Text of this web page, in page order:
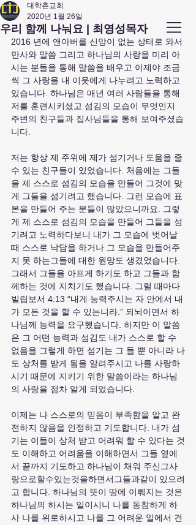
앤아버 ​ 대학촌 교회
Campus Town Church of Ann Arbor
우리 함께 나눠요 | 최영성목자
대학촌교회
2020년 1월 26일
2016 년에 앤아버를 신앙이 없는 상태로 와서
만사와 말씀 그리고 하나님의 사랑을 미리 아
시는 분들을 통해 말씀을 배우고 이제야 조금
씩 그 사랑을 내 이웃에게 나누려고 노력하고
있습니다. 하나님은 매년 여러 사람들을 통해
저를 훈련시키셨고 섬김의 모습이 무엇인지
주변의 친구들과 집사님들을 통해 보여주셨습
니다.
저는 항상 제 주위에 제가 섬기거나 도움을 줄
수 있는 친구들이 있었습니다. 처음에는 그들
을 제 스스로 섬김의 모습을 만들어 그것에 맞
게 그들을 섬기려고 했습니다. 그런 모습에 표
본을 만들어 주는 분들이 많았으니까요. 그렇
게 제 스스로 섬김의 모습을 만들어 그들을 섬
기려고 노력하다보니 내가 그 모습에 벗어날
때 스스로 낙담을 하거나 그 모습을 만들어주
지 못 하는그들에 대한 원망도 생겼었습니다.
그래서 그들을 아프게 하기도 하고 그들과 함
께하는 것에 지치기도 했습니다. 그럴 때마다
빌립보서 4:13 “내게 능력주시는 자 안에서 내
가 모든 것을 할 수 있는니라.” 되뇌이면서 하
나님께 능력을 요구했습니다. 하지만 이 말씀
은 그 어떤 능력과 섬김도 내가 스스로 할 수
없음을 그렇게 하면 섬기는 그 들 뿐 아니라 나
도 상처를 받게 됨을 알려주시고 나를 사랑하
시기 때문에 지키기 위한 말씀이라는 하나님
의 사랑을 점차 알게 되었습니다.
이제는 나 스스로의 믿음이 부족함을 알고 완
전하지 않음을 인정하고 기도합니다. 내가 섬
기는 이들이 상처 받고 어려워 할 수 있다는 것
도 이해하고 어려움을 이해하면서 그들 옆에
서 끝까지 기도하고 하나님이 채워 주신그사
랑으로할수있는것을하면서그들과같이 있으려
고 합니다. 하나님의 뜻이 땅에 이뤄지는 것은
하나님의 하시는 일이시니 나를 동참하게 하
사 나를 위로하시고 나를 그 어려운 일에서 견